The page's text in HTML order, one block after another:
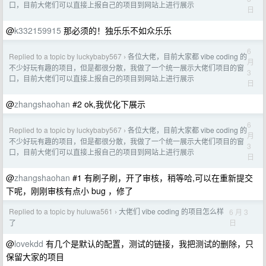
口，目前大佬们可以直接上报自己的项目到网站上进行展示
日
@k332159915 那必须的！独乐乐不如众乐乐
Replied to a topic by luckybaby567 › 各位大佬，目前大家都 vibe coding 的
不少好玩有趣的项目，但是都很分散，我做了一个统一展示大佬们项目的窗
口，目前大佬们可以直接上报自己的项目到网站上进行展示
6
月
3
日
@zhangshaohan #2 ok,我优化下展示
Replied to a topic by luckybaby567 › 各位大佬，目前大家都 vibe coding 的
不少好玩有趣的项目，但是都很分散，我做了一个统一展示大佬们项目的窗
口，目前大佬们可以直接上报自己的项目到网站上进行展示
6
月
3
日
@zhangshaohan #1 有刷子刷，开了审核，稍等哈,可以在重新提交
下呢，刚刚审核有点小 bug ，修了
Replied to a topic by huluwa561 › 大佬们 vibe coding 的项目怎么样
了
6 月 3
日
@lovekdd 有几个是默认的配置，测试的链接，我把测试的删除，只
保留大家的项目